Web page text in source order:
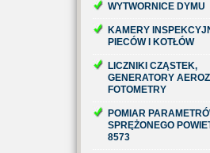
WYTWORNICE DYMU
KAMERY
PIECÓW I KOTŁÓW
LICZNIKI CZĄSTEK,
GENERATORY
FOTOMETRY
POMIAR
SPRĘŻONEGO
8573